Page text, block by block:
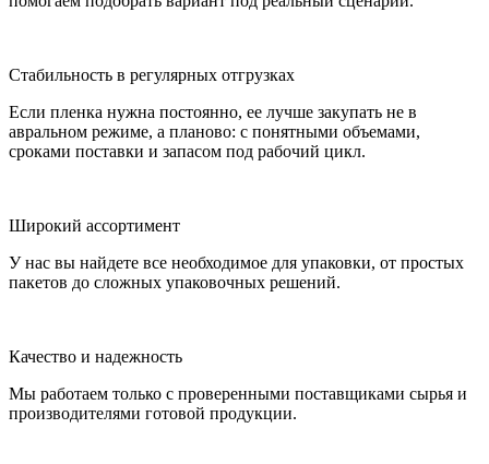
Стабильность в регулярных отгрузках
Если пленка нужна постоянно, ее лучше закупать не в
авральном режиме, а планово: с понятными объемами,
сроками поставки и запасом под рабочий цикл.
Широкий ассортимент
У нас вы найдете все необходимое для упаковки, от простых
пакетов до сложных упаковочных решений.
Качество и надежность
Мы работаем только с проверенными поставщиками сырья и
производителями готовой продукции.